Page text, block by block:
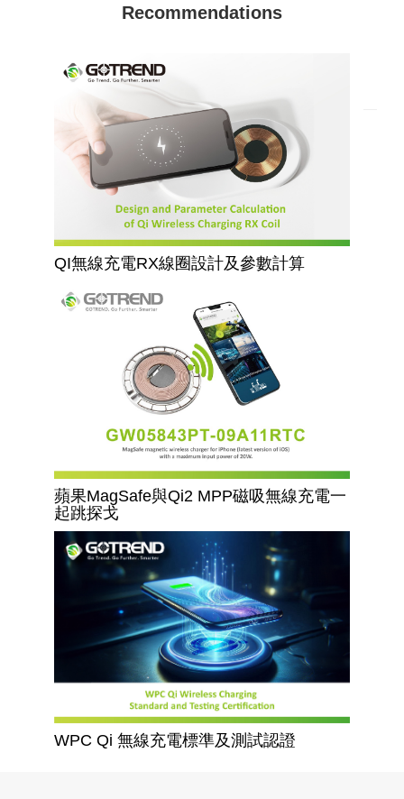
Recommendations
QI無線充電RX線圈設計及參數計算
蘋果MagSafe與Qi2 MPP磁吸無線充電一
起跳探戈
WPC Qi 無線充電標準及測試認證